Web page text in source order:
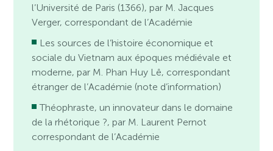
l’Université de Paris (1366), par M. Jacques
Verger, correspondant de l’Académie
Les sources de l’histoire économique et
sociale du Vietnam aux époques médiévale et
moderne, par M. Phan Huy Lê, correspondant
étranger de l’Académie (note d’information)
Théophraste, un innovateur dans le domaine
de la rhétorique ?, par M. Laurent Pernot
correspondant de l’Académie